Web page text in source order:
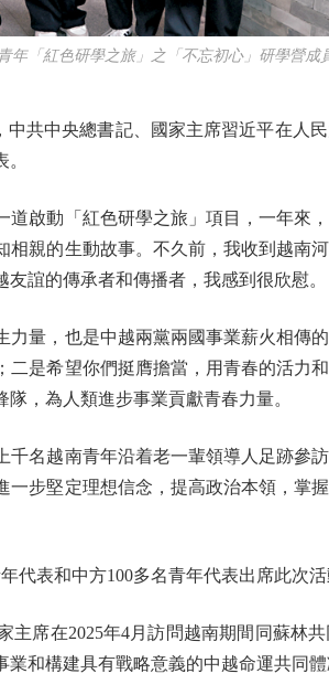
年「紅色研學之旅」之「不忘初心」研學營成
中央總書記、國家主席習近平在人
動「紅色研學之旅」項目，一年來
親的生動故事。不久前，我收到越南
誼的傳承者和傳播者，我感到很欣慰。
，也是中越兩黨兩國事業薪火相傳的
是希望你們挺膺擔當，用青春的活力
，為人類進步事業貢獻青春力量。
越南青年沿着老一輩領導人足跡參
步堅定理想信念，提高政治本領，掌
表和中方100多名青年代表出席此次活
席在2025年4月訪問越南期間同蘇林
和構建具有戰略意義的中越命運共同體